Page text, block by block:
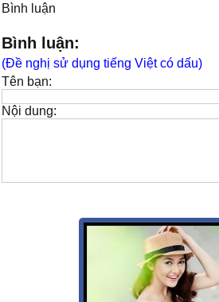
Bình luận
Bình luận:
(Đề nghị sử dụng tiếng Việt có dấu)
Tên bạn:
Nội dung: